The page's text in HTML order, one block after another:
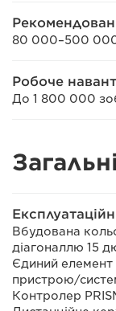
80 000–500
Робоче
До 1 800 000
Загальні
Вбудована
діагоналлю 15
Єдиний елемент
пристрою/
Контролер